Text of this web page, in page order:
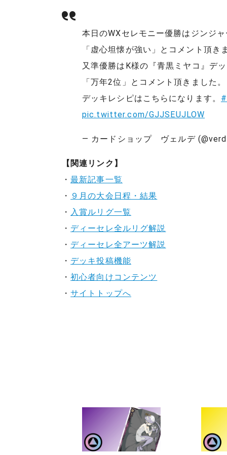
本日のWXセレモニー優勝はジンジ
「虚心坦懐が強い」とコメント頂き
又準優勝はK様の『青黒ミヤコ』デ
「万年2位」とコメント頂きました。
デッキレシピはこちらになります。
pic.twitter.com/GJJSEUJLOW
— カードショップ ヴェルデ
【関連リンク】
・最新記事一覧
・ ９月の大会日程・結果
・ 入賞ルリグ一覧
・ ディーセレ全ルリグ解説
・ ディーセレ全アーツ解説
・ デッキ投稿機能
・初心者向けコンテンツ
・サイトトップへ